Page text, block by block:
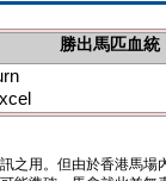
勝出馬匹血統
之用。但由於香港馬